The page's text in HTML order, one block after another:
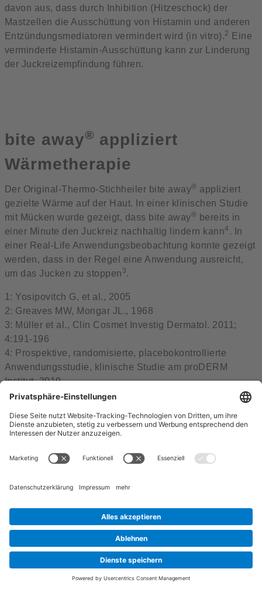
davon aus, dass durch Inhibition (Hitzeschock) der
Mastzellen die Ausschüttung von Histamin und anderen
Entzündungsmediatoren vermindert wird (in vitro).2
Eine
verminderte Histamin-Ausschüttung kann zur Linderung
der Juckreizempfindung führen.
bite away® appliziert
Wärmetherapie
Der Original-Thermo-Stichheiler bite away® appliziert
gezielte Wärme auf der Haut. In einer klinischen Studie
mit Mücken wurde gezeigt, dass bite away® bereits in
einer Minute den Juckreiz nachhaltig lindern kann4 . In
einer Real-Life Anwendungsbeobachtung konnte gezeigt
werden, dass in der Regel eine Anwendung ausreicht,
um das Jucken zu stoppen 3.
1: Yosipovitch G, et al., 2005
2: Greaves MW, Mongar JL., 1968
3: Müller et al., Clin Cosmet Investig Dermatol. 2011;
4:191-196
4: Prospektive, randomisierte, placebokontrollierte
Anwendungsstudie, klinische Studie am proDERM
Institut, 2019.
Sprachwahl
Funktionsprinzip
So funktioniert's
Follow Us
© 2026 bite away® Cookie-Einstellungen
Datenschutz